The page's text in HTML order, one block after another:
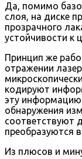
Да, помимо
слоя, на диске
прозрачного
устойчивости к
Принцип же
отражении
кодируют
эту информацию
обнаружения
соответствуют
преобразуются
Из плюсов и